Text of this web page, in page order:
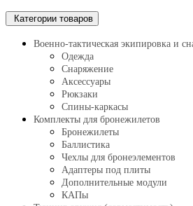
Категории товаров
Военно-тактическая экипировка и
Одежда
Снаряжение
Аксессуары
Рюкзаки
Спины-каркасы
Комплекты для бронежилетов
Бронежилеты
Баллистика
Чехлы для бронеэлементов
Адаптеры под плиты
Дополнительные модули
КАПы